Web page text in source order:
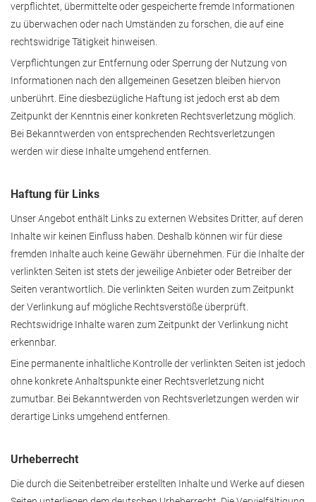
verpflichtet, übermittelte oder gespeicherte fremde Informationen
zu überwachen oder nach Umständen zu forschen, die auf eine
rechtswidrige Tätigkeit hinweisen.
Verpflichtungen zur Entfernung oder Sperrung der Nutzung von
Informationen nach den allgemeinen Gesetzen bleiben hiervon
unberührt. Eine diesbezügliche Haftung ist jedoch erst ab dem
Zeitpunkt der Kenntnis einer konkreten Rechtsverletzung möglich.
Bei Bekanntwerden von entsprechenden Rechtsverletzungen
werden wir diese Inhalte umgehend entfernen.
Haftung für Links
Unser Angebot enthält Links zu externen Websites Dritter, auf deren
Inhalte wir keinen Einfluss haben. Deshalb können wir für diese
fremden Inhalte auch keine Gewähr übernehmen. Für die Inhalte der
verlinkten Seiten ist stets der jeweilige Anbieter oder Betreiber der
Seiten verantwortlich. Die verlinkten Seiten wurden zum Zeitpunkt
der Verlinkung auf mögliche Rechtsverstöße überprüft.
Rechtswidrige Inhalte waren zum Zeitpunkt der Verlinkung nicht
erkennbar.
Eine permanente inhaltliche Kontrolle der verlinkten Seiten ist jedoch
ohne konkrete Anhaltspunkte einer Rechtsverletzung nicht
zumutbar. Bei Bekanntwerden von Rechtsverletzungen werden wir
derartige Links umgehend entfernen.
Urheberrecht
Die durch die Seitenbetreiber erstellten Inhalte und Werke auf diesen